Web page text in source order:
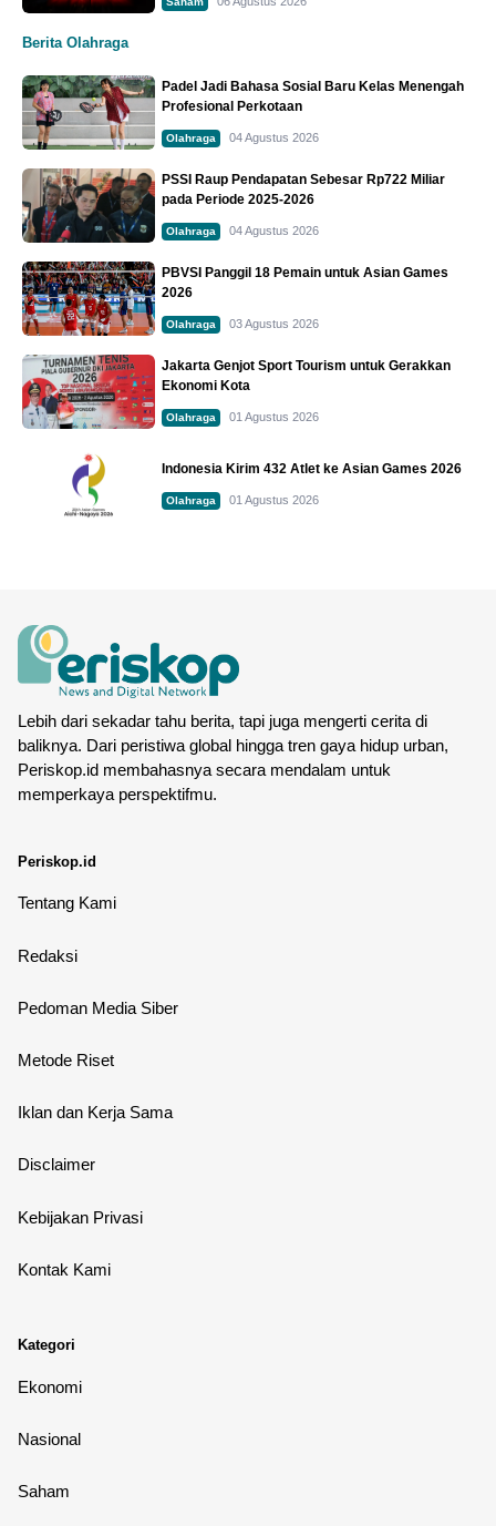
Berita Olahraga
Padel Jadi Bahasa Sosial Baru Kelas Menengah
Profesional Perkotaan
Olahraga 04 Agustus 2026
PSSI Raup Pendapatan Sebesar Rp722 Miliar
pada Periode 2025-2026
Olahraga 04 Agustus 2026
PBVSI Panggil 18 Pemain untuk Asian Games
2026
Olahraga 03 Agustus 2026
Jakarta Genjot Sport Tourism untuk Gerakkan
Ekonomi Kota
Olahraga 01 Agustus 2026
Indonesia Kirim 432 Atlet ke Asian Games 2026
Olahraga 01 Agustus 2026
Lebih dari sekadar tahu berita, tapi juga mengerti cerita di
baliknya. Dari peristiwa global hingga tren gaya hidup urban,
Periskop.id membahasnya secara mendalam untuk
memperkaya perspektifmu.
Periskop.id
Tentang Kami
Redaksi
Pedoman Media Siber
Metode Riset
Iklan dan Kerja Sama
Disclaimer
Kebijakan Privasi
Kontak Kami
Kategori
Ekonomi
Nasional
Saham